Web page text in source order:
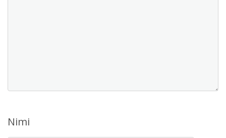
Nimi